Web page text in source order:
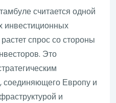
считается одной
инвестиционных
спрос со стороны
Это
Европу и
и